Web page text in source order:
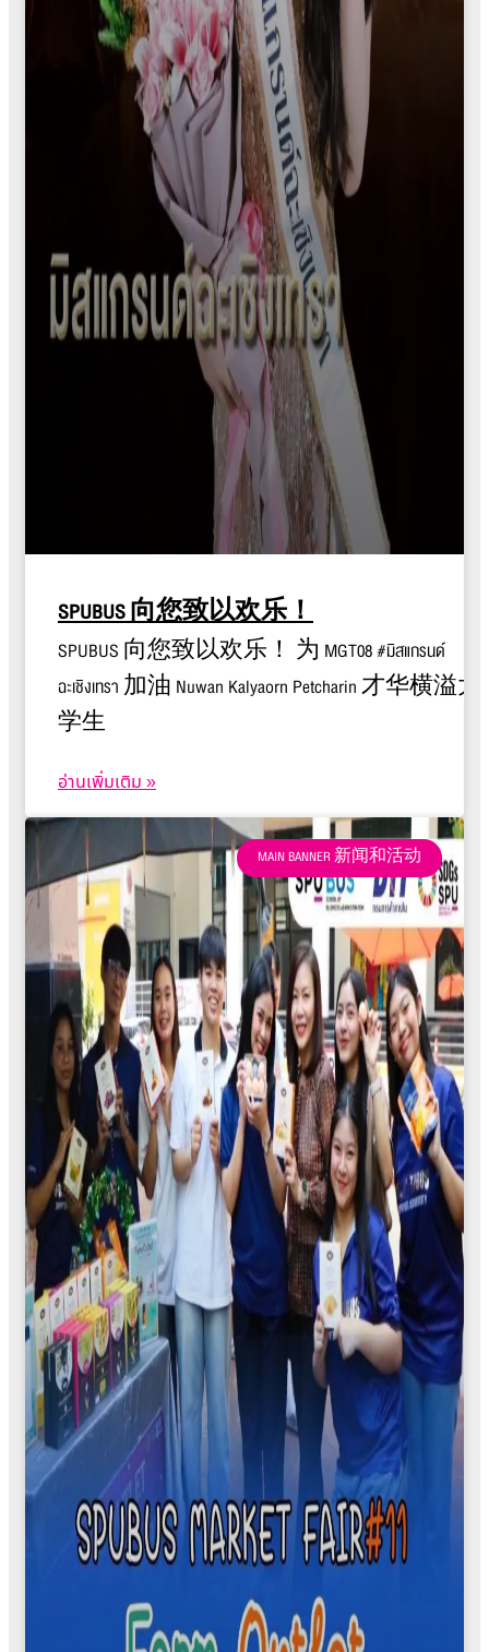
SPUBUS 向您致以欢乐！
SPUBUS 向您致以欢乐！ 为 MGT08 #มิสแกรนด์
ฉะเชิงเทรา 加油 Nuwan Kalyaorn Petcharin 才华横溢大
学生
อ่านเพิ่มเติม »
MAIN BANNER 新闻和活动